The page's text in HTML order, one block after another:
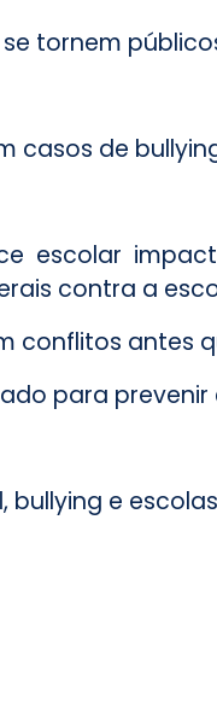
tornem
casos de
escolar
contra a
conflitos antes
para
e